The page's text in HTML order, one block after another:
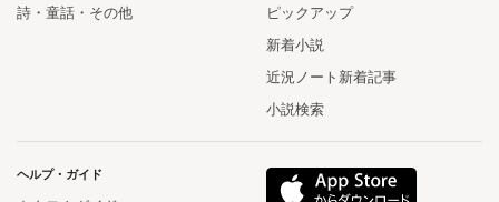
詩・童話・その他
ピックアップ
新着小説
近況ノート新着記事
小説検索
ヘルプ・ガイド